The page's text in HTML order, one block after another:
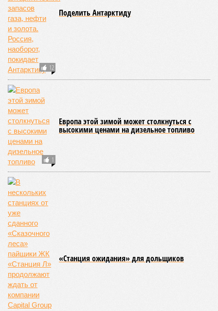
ЕЩЕ НОВОСТИ
Новости smi2.ru
ЕЩЕ ИЗ РАЗДЕЛА «ОБЩЕСТВО»
шизофреника
Военные эксперты подсчитали возможные